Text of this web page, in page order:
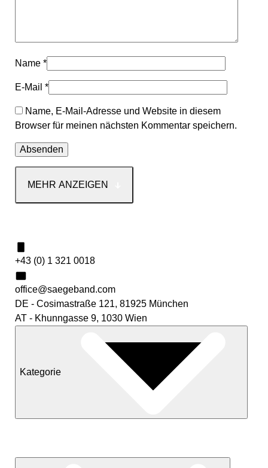
Name *
E-Mail *
Name, E-Mail-Adresse und Website in diesem
Browser für meinen nächsten Kommentar speichern.
MEHR ANZEIGEN
+43 (0) 1 321 0018
office@saegeband.com
DE - Cosimastraße 121, 81925 München
AT - Khunngasse 9, 1030 Wien
Kategorie